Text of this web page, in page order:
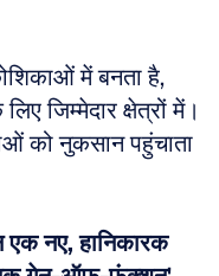
में बनता है,
जिम्मेदार क्षेत्रों में।
को नुकसान पहुंचाता
नए, हानिकारक